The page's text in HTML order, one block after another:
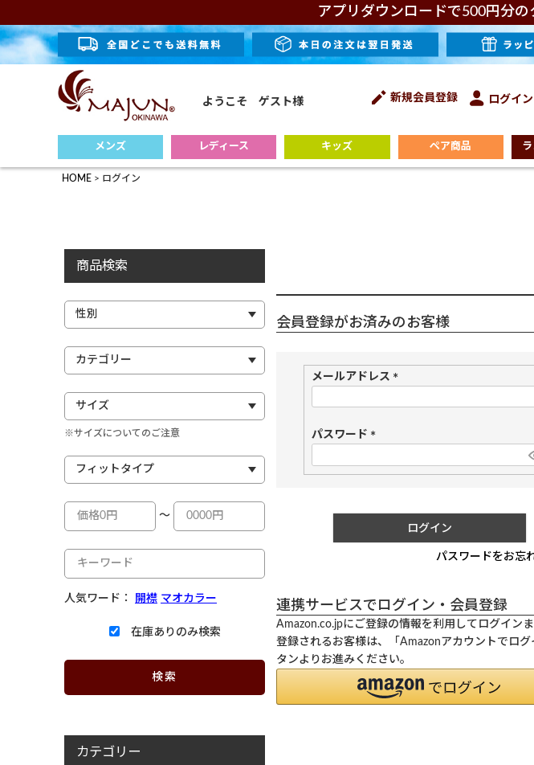
アプリダウンロードで500円分
ようこそ ゲスト様 新規会員登録 ログイン
メンズ レディース キッズ ペア商品
HOME ログイン
商品検索
※サイズについてのご注意
～
人気ワード： 開襟 マオカラー
在庫ありのみ検索
カテゴリー
会員登録がお済みのお客様
メールアドレス
)
パスワード
必
ログイン
パスワードをお忘
連携サービスでログイン・会員登録
Amazon.co.jpにご登録の情報を利用してログイン
登録されるお客様は、「Amazonアカウントでログ
タンよりお進みください。